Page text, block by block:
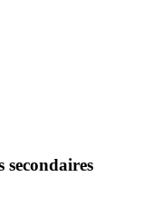
secondaires